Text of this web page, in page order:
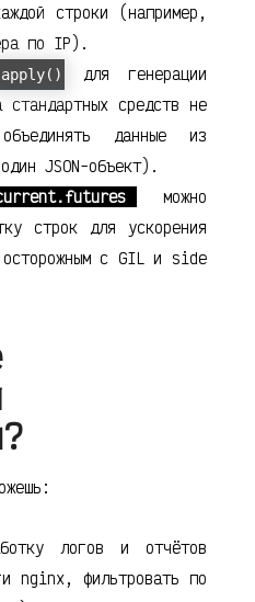
строки (например,
по IP).
apply()
для генерации
средств не
данные из
JSON-объект).
можно
строк для ускорения
с GIL и side
логов и отчётов
nginx, фильтровать по